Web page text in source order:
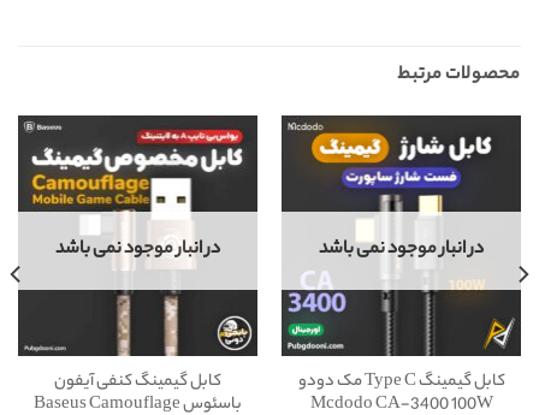
محصولات مرتبط
در انبار موجود نمی باشد
کابل گیمینگ Type C مک دودو
Mcdodo CA-3400 100W
در انبار موجود نمی باشد
کابل گیمینگ کنفی آیفون
باسئوس Baseus Camouflage